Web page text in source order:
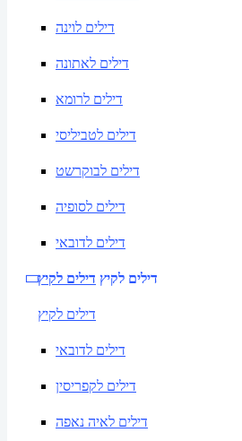
דילים לוינה
דילים לאתונה
דילים לרומא
דילים לטביליסי
דילים לבוקרשט
דילים לסופיה
דילים לדובאי
דילים לקיץ דילים לקיץ
דילים לקיץ
דילים לדובאי
דילים לקפריסין
דילים לאיה נאפה